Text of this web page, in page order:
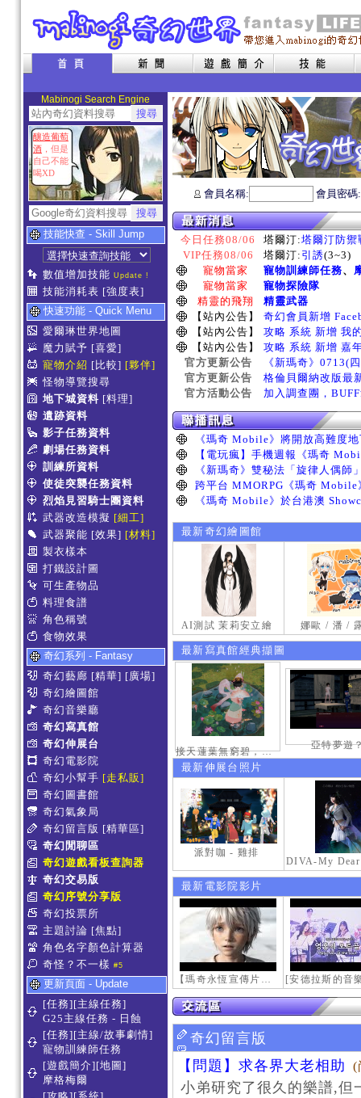
Mabinogi Search Engine
釀造葡萄
酒 ，但是
自己不能
喝XD
技能快查 - Skill Jump
數值增加技能 Update !
技能消耗表 [強度表]
快速功能 - Quick Menu
愛爾琳世界地圖
魔力賦予 [喜愛]
寵物介紹 [比較] [夥伴]
怪物導覽搜尋
地下城資料 [料理]
遺跡資料
影子任務資料
劇場任務資料
訓練所資料
使徒突襲任務資料
烈焰見習騎士團資料
武器改造模擬 [細工]
武器聚能 [效果] [材料]
製衣樣本
打鐵設計圖
可生產物品
料理食譜
角色稱號
食物效果
奇幻系列 - Fantasy
奇幻藝廊 [精華] [廣場]
奇幻繪圖館
奇幻音樂廳
奇幻寫真館
奇幻伸展台
奇幻電影院
奇幻小幫手 [走私販]
奇幻圖書館
奇幻氣象局
奇幻留言版 [精華區]
奇幻閒聊區
奇幻遊戲看板查詢器
奇幻交易版
奇幻序號分享版
奇幻投票所
主題討論 [焦點]
角色名字顏色計算器
奇怪？不一樣 #5
更新頁面 - Update
[任務][主線任務]
G25主線任務 - 日蝕
[任務][主線/故事劇情]
寵物訓練師任務
[遊戲簡介][地圖]
摩格梅爾
會員名稱: 會員密
今日任務08/06 塔爾汀:塔爾汀防禦
VIP任務08/06
塔爾汀: 引誘(3~3)
寵物當家
寵物訓練師任務、
寵物當家
寵物探險隊
精靈的飛翔
精靈武器
【站內公告】
奇幻會員新增
【站內公告】
攻略 系統 新增 我
【站內公告】
攻略 系統 新增 嘉
官方更新公告
《新瑪奇》0713(
官方更新公告
格倫貝爾納改版最
官方活動公告
加入調查團，
最新奇幻繪圖館
AI測試 茉莉安立繪 娜歐 / 潘 /
最新寫真館經典擷圖
接天蓮葉無窮碧，映日荷花別樣紅。
亞特夢遊
最新伸展台照片
派對咖 - 雞排
最新電影院影片
【瑪奇永恆宣傳片】最初的感動
奇幻留言版
【問題】求各界大老相助
(
小弟研究了很久的樂譜,但